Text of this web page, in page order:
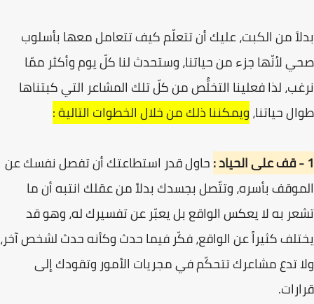
بدلاً من الكبت، عليك أن تتعلّم كيف تتعامل معها بأسلوب
صحي لأنّها جزء من حياتنا، وستحدث لنا كلّ يوم وأكثر ممّا
نرغب، لذا فعلينا التخلُّص من كلّ تلك المشاعر التي كبتناها
طوال حياتنا،ويمكننا ذلك من خلال الخطوات التالية :
1 - قف على الحياد :
حاول قدر استطاعتك أن تفصل نفسك عن
الموقف بأسره، وتتّصل بجسدك بدلاً من عقلك انتبه أن ما
تشعر به لا يعكس الواقع بل يعبّر عن تفسيرك له، وهو قد
يختلف كثيراً عن الواقع، فكّر فيما حدث وكأنه حدث لشخص آخر،
ولا تدع مشاعرك تتحكّم في مجريات الأمور وتقودك إلى
قرارات.